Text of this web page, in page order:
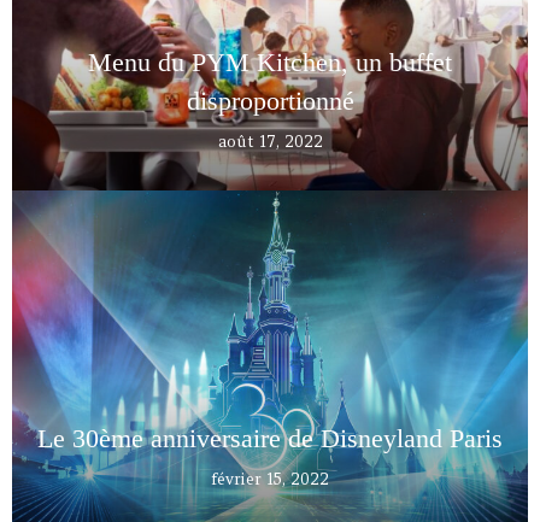
Menu du PYM Kitchen, un buffet
disproportionné
août 17, 2022
Le 30ème anniversaire de Disneyland Paris
février 15, 2022